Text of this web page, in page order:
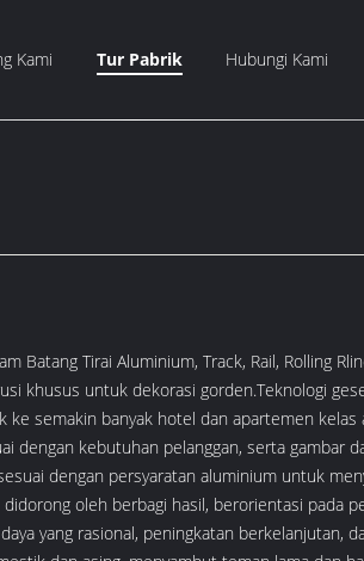
Kami Tur Pabrik Hubungi Kami
Batang Tirai Aluminium, Track, Rail, Rolling
khusus untuk dekorasi gorden.Teknologi
ke semakin banyak hotel dan apartemen
dengan kebutuhan pelanggan, serta gambar
dengan persyaratan aluminium untuk
oleh berbagi hasil, berorientasi pada
yang rasional, peningkatan berkelanjutan,